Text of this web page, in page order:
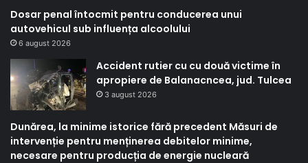
Dosar penal întocmit pentru conducerea unui
autovehicul sub influența alcoolului
6 august 2026
Accident rutier cu cu două victime în
apropiere de Balanacncea, jud. Tulcea
3 august 2026
Dunărea, la minime istorice fără precedent Măsuri de
intervenție pentru menținerea debitelor minime,
necesare pentru producția de energie nucleară